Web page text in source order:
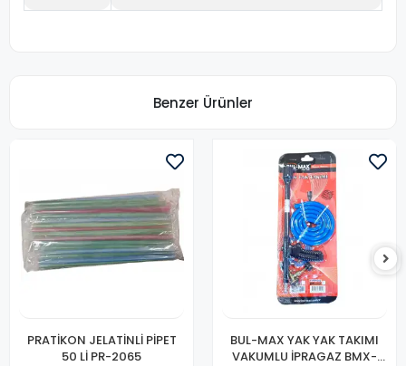
Benzer Ürünler
PRATİKON JELATİNLİ PİPET
50 Lİ PR-2065
BUL-MAX YAK YAK TAKIMI
VAKUMLU İPRAGAZ BMX-